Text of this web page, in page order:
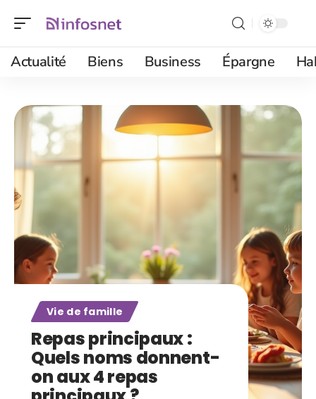
Actualité Biens Business Épargne
Vie de famille
Repas principaux :
Quels noms donnent-
on aux 4 repas